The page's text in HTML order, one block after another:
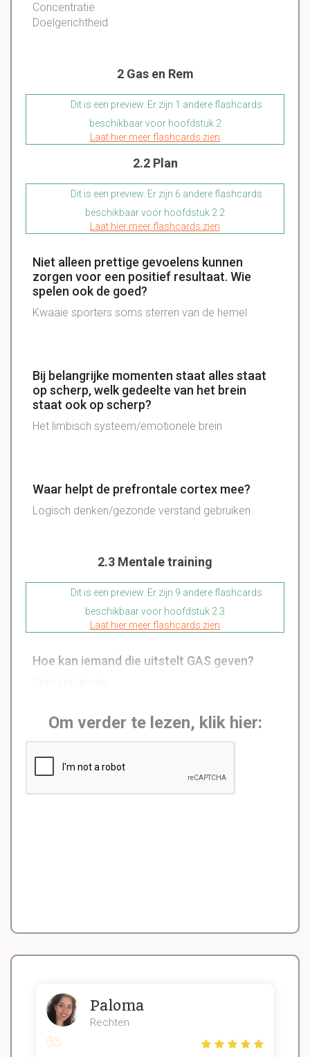
Concentratie
Doelgerichtheid
2 Gas en Rem
Dit is een preview. Er zijn 1 andere flashcards
beschikbaar voor hoofdstuk 2
Laat hier meer flashcards zien
2.2 Plan
Dit is een preview. Er zijn 6 andere flashcards
beschikbaar voor hoofdstuk 2.2
Laat hier meer flashcards zien
Niet alleen prettige gevoelens kunnen
zorgen voor een positief resultaat. Wie
spelen ook de goed?
Kwaaie sporters soms sterren van de hemel
Bij belangrijke momenten staat alles staat
op scherp, welk gedeelte van het brein
staat ook op scherp?
Het limbisch systeem/emotionele brein
Waar helpt de prefrontale cortex mee?
Logisch denken/gezonde verstand gebruiken
2.3 Mentale training
Dit is een preview. Er zijn 9 andere flashcards
beschikbaar voor hoofdstuk 2.3
Laat hier meer flashcards zien
Hoe kan iemand die uitstelt GAS geven?
Om verder te lezen, klik hier:
Paloma
Rechten